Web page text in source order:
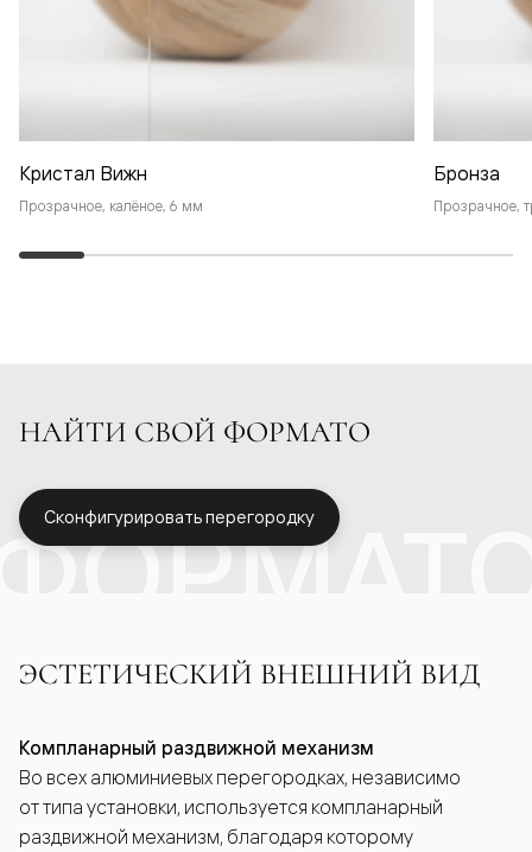
Кристал Вижн
Прозрачное, калёное, 6 мм
Бронза
Прозрачное,
НАЙТИ СВОЙ ФОРМАТО
Сконфигурировать перегородку
ЭСТЕТИЧЕСКИЙ ВНЕШНИЙ ВИД
Компланарный раздвижной механизм
Во всех алюминиевых перегородках, независимо
от типа установки, используется компланарный
раздвижной механизм, благодаря которому